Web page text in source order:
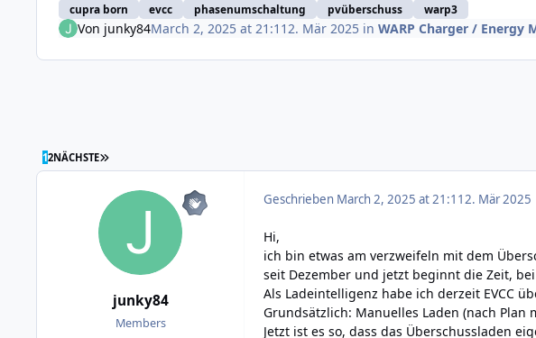
cupra born evcc phasenumschaltung pvüberschuss warp3
Von junky84March 2, 2025 at 21:112. Mär 2025in WARP Charger / Energy
12NÄCHSTE LETZTE SEITE
junky84
Members
Geschrieben March 2, 2025 at 21:112. Mär 2025
Hi,
ich bin etwas am verzweifeln mit dem
seit Dezember und jetzt beginnt die Zeit,
Als Ladeintelligenz habe ich derzeit EVCC
Grundsätzlich: Manuelles Laden (nach
Jetzt ist es so, dass das Überschussladen